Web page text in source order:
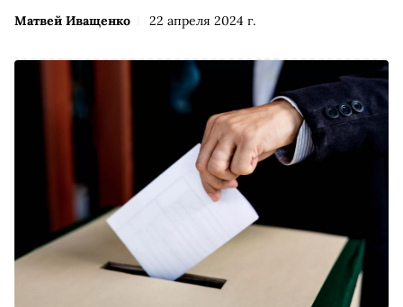
Матвей Иващенко 22 апреля 2024 г.